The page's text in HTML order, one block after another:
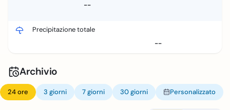
--
Precipitazione totale
--
Archivio
24 ore 3 giorni 7 giorni 30 giorni Personalizzato